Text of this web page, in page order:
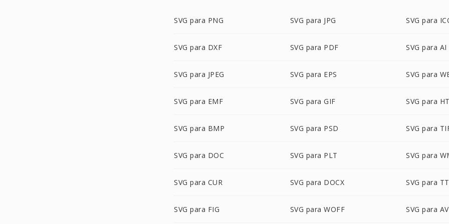
SVG para PNG SVG para JPG SVG para
SVG para DXF SVG para PDF SVG para AI
SVG para JPEG SVG para EPS SVG para
SVG para EMF SVG para GIF SVG para
SVG para BMP SVG para PSD SVG para
SVG para DOC SVG para PLT SVG para
SVG para CUR SVG para DOCX SVG para
SVG para FIG SVG para WOFF SVG para